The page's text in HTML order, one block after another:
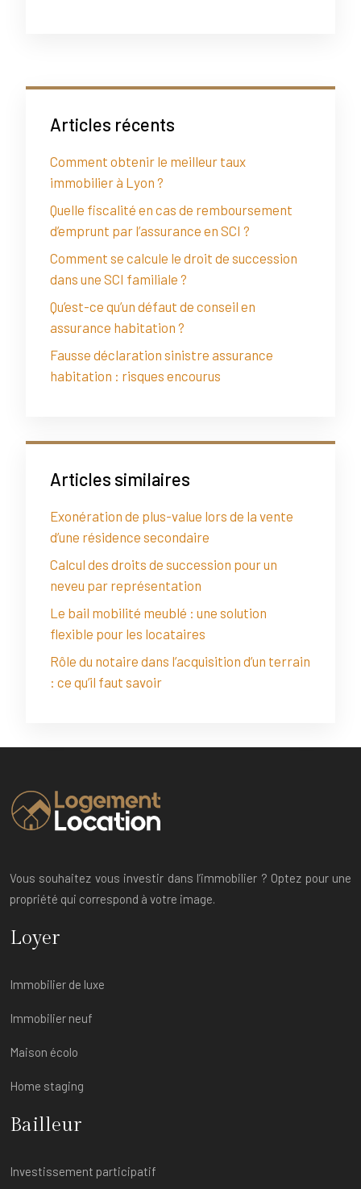
Articles récents
Comment obtenir le meilleur taux
immobilier à Lyon ?
Quelle fiscalité en cas de remboursement
d’emprunt par l’assurance en SCI ?
Comment se calcule le droit de succession
dans une SCI familiale ?
Qu’est-ce qu’un défaut de conseil en
assurance habitation ?
Fausse déclaration sinistre assurance
habitation : risques encourus
Articles similaires
Exonération de plus-value lors de la vente
d’une résidence secondaire
Calcul des droits de succession pour un
neveu par représentation
Le bail mobilité meublé : une solution
flexible pour les locataires
Rôle du notaire dans l’acquisition d’un terrain
: ce qu’il faut savoir
Vous souhaitez vous investir dans l’immobilier ? Optez pour une
propriété qui correspond à votre image.
Loyer
Immobilier de luxe
Immobilier neuf
Maison écolo
Home staging
Bailleur
Investissement participatif